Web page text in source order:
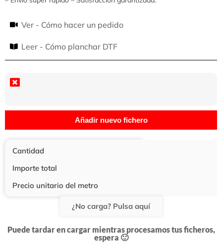
Ver - Cómo hacer un pedido
Leer - Cómo planchar DTF
Añadir nuevo fichero
Cantidad
Importe total
Precio unitario del metro
¿No carga? Pulsa aquí
Puede tardar en cargar mientras procesamos tus ficheros,
espera 🙂